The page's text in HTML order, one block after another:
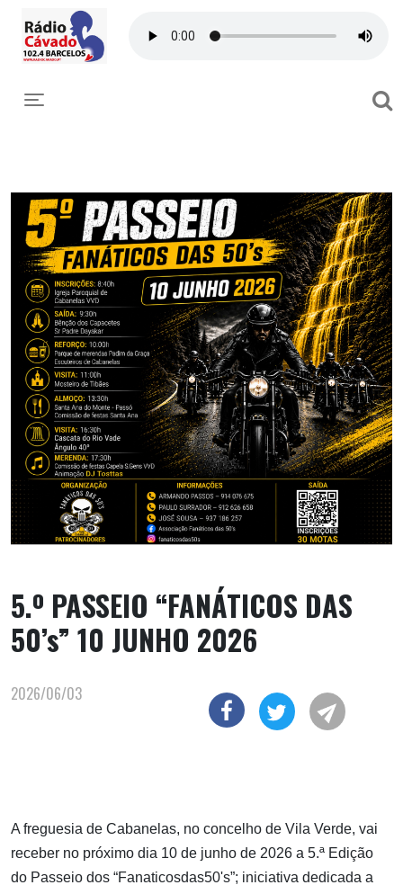
Toggle navigation
5.º PASSEIO “FANÁTICOS DAS
50’s” 10 JUNHO 2026
2026/06/03
A freguesia de Cabanelas, no concelho de Vila Verde, vai
receber no próximo dia 10 de junho de 2026 a 5.ª Edição
do Passeio dos “Fanaticosdas50's”; iniciativa dedicada a